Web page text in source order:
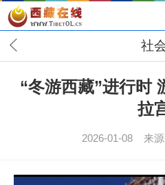
社
“冬游西藏”进行时
拉
2026-01-08 来